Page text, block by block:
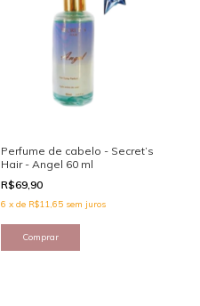
Perfume de cabelo - Secret’s
Hair - Angel 60 ml
R$69,90
6 x de R$11,65 sem juros